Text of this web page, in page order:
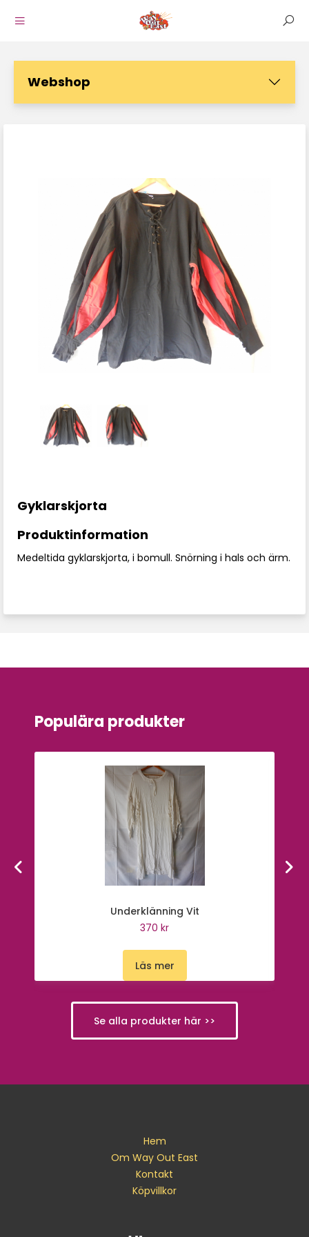
Sök på sidan
Webshop
Gyklarskjorta
Produktinformation
Medeltida gyklarskjorta, i bomull. Snörning i hals och ärm.
Populära produkter
Underklänning Vit
370 kr
Läs mer
Se alla produkter här >>
Hem
Om Way Out East
Kontakt
Köpvillkor